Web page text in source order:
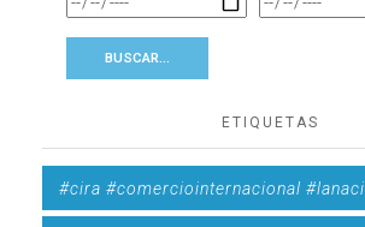
ETIQUETAS
#cira #comerciointernacional